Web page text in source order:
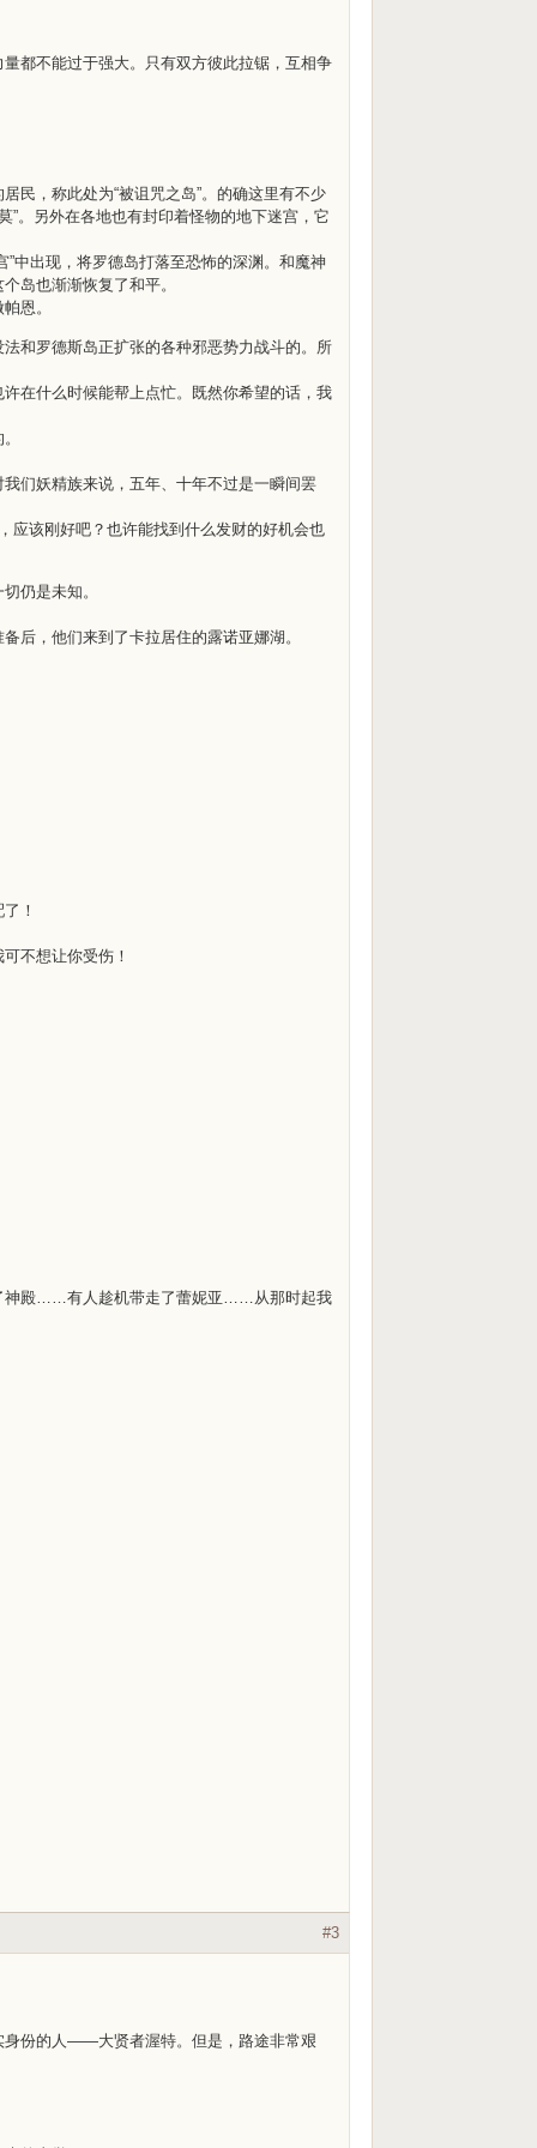
都不能过于强大。只有双方彼此拉锯，互相争
民，称此处为“被诅咒之岛”。的确这里有不少
”。另外在各地也有封印着怪物的地下迷宫，它
中出现，将罗德岛打落至恐怖的深渊。和魔神
岛也渐渐恢复了和平。
恩。
和罗德斯岛正扩张的各种邪恶势力战斗的。所
在什么时候能帮上点忙。既然你希望的话，我
们妖精族来说，五年、十年不过是一瞬间罢
该刚好吧？也许能找到什么发财的好机会也
仍是未知。
后，他们来到了卡拉居住的露诺亚娜湖。
！
不想让你受伤！
殿……有人趁机带走了蕾妮亚……从那时起我
#3
身份的人——大贤者渥特。但是，路途非常艰